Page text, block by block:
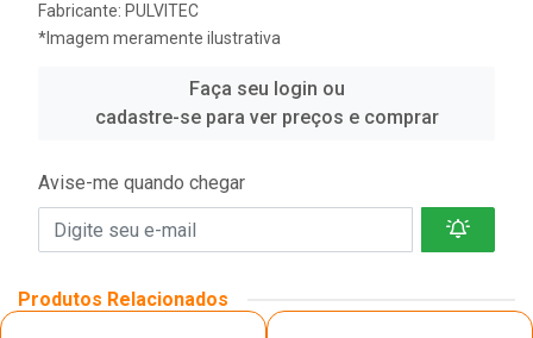
Fabricante: PULVITEC
*Imagem meramente ilustrativa
Faça seu login ou
cadastre-se para ver preços e comprar
Avise-me quando chegar
Produtos Relacionados